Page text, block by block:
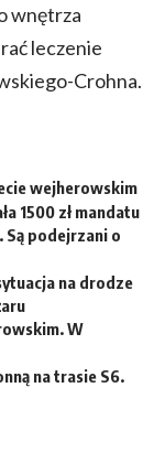
wnętrza
leczenie
Crohna.
wejherowskim
1500 zł mandatu
Są podejrzani o
na drodze
W
na trasie S6.